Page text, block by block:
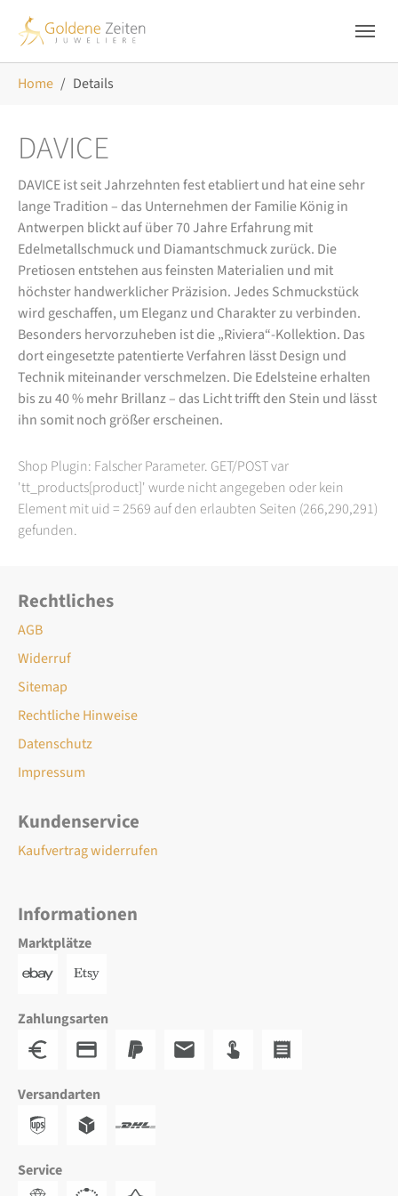
Home Details
DAVICE
DAVICE ist seit Jahrzehnten fest etabliert und hat eine sehr
lange Tradition – das Unternehmen der Familie König in
Antwerpen blickt auf über 70 Jahre Erfahrung mit
Edelmetallschmuck und Diamantschmuck zurück. Die
Pretiosen entstehen aus feinsten Materialien und mit
höchster handwerklicher Präzision. Jedes Schmuckstück
wird geschaffen, um Eleganz und Charakter zu verbinden.
Besonders hervorzuheben ist die „Riviera“-Kollektion. Das
dort eingesetzte patentierte Verfahren lässt Design und
Technik miteinander verschmelzen. Die Edelsteine erhalten
bis zu 40 % mehr Brillanz – das Licht trifft den Stein und lässt
ihn somit noch größer erscheinen.
Shop Plugin: Falscher Parameter. GET/POST var
'tt_products[product]' wurde nicht angegeben oder kein
Element mit uid = 2569 auf den erlaubten Seiten (266,290,291)
gefunden.
Rechtliches
AGB
Widerruf
Sitemap
Rechtliche Hinweise
Datenschutz
Impressum
Kundenservice
Kaufvertrag widerrufen
Informationen
Marktplätze
Zahlungsarten
Versandarten
Service